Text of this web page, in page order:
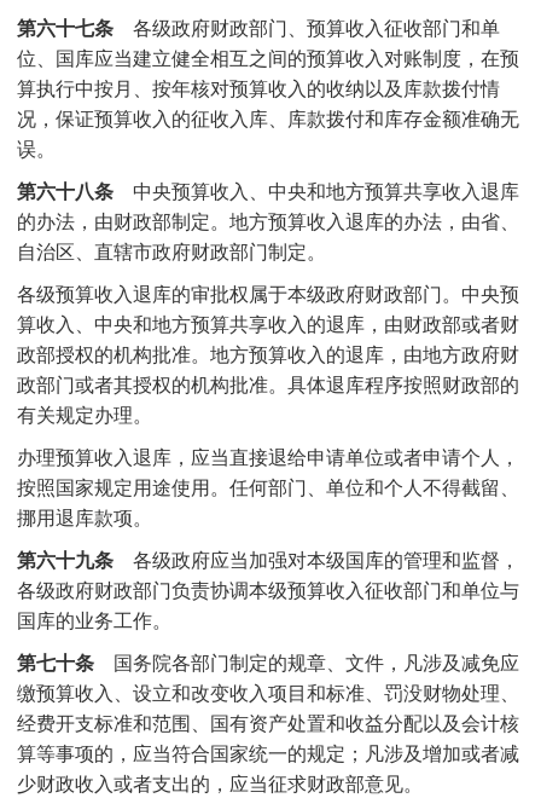
第六十七条各级政府财政部门、预算收入征收部门和单
位、国库应当建立健全相互之间的预算收入对账制度，在预
算执行中按月、按年核对预算收入的收纳以及库款拨付情
况，保证预算收入的征收入库、库款拨付和库存金额准确无
误。
第六十八条 中央预算收入、中央和地方预算共享收入退库
的办法，由财政部制定。地方预算收入退库的办法，由省、
自治区、直辖市政府财政部门制定。
各级预算收入退库的审批权属于本级政府财政部门。中央预
算收入、中央和地方预算共享收入的退库，由财政部或者财
政部授权的机构批准。地方预算收入的退库，由地方政府财
政部门或者其授权的机构批准。具体退库程序按照财政部的
有关规定办理。
办理预算收入退库，应当直接退给申请单位或者申请个人，
按照国家规定用途使用。任何部门、单位和个人不得截留、
挪用退库款项。
第六十九条各级政府应当加强对本级国库的管理和监督，
各级政府财政部门负责协调本级预算收入征收部门和单位与
国库的业务工作。
第七十条 国务院各部门制定的规章、文件，凡涉及减免应
缴预算收入、设立和改变收入项目和标准、罚没财物处理、
经费开支标准和范围、国有资产处置和收益分配以及会计核
算等事项的，应当符合国家统一的规定；凡涉及增加或者减
少财政收入或者支出的，应当征求财政部意见。